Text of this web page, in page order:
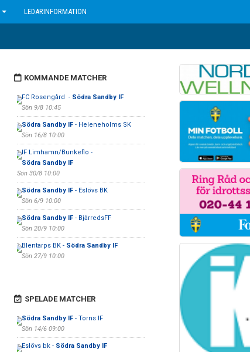
LEDARINFORMATION
KOMMANDE MATCHER
FC Rosengård - Södra Sandby IF
Sön 9/8 10:45
Södra Sandby IF- Heleneholms SK
Sön 16/8 10:00
IF Limhamn/Bunkeflo -
Södra Sandby IF
Sön 30/8 10:00
Södra Sandby IF- Eslövs BK
Sön 6/9 10:00
Södra Sandby IF- BjärredsFF
Sön 20/9 10:00
Blentarps BK - Södra Sandby IF
Sön 27/9 10:00
SPELADE MATCHER
Södra Sandby IF- Torns IF
Sön 14/6 09:00
Eslövs bk - Södra Sandby IF